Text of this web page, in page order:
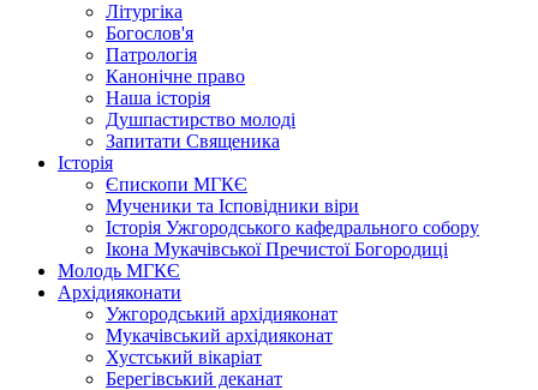
Літургіка
Богослов'я
Патрологія
Канонічне право
Наша історія
Душпастирство молоді
Запитати Священика
Історія
Єпископи МГКЄ
Мученики та Ісповідники віри
Історія Ужгородського кафедрального собору
Ікона Мукачівської Пречистої Богородиці
Молодь МГКЄ
Архідияконати
Ужгородський архідияконат
Мукачівський архідияконат
Хустський вікаріат
Берегівський деканат